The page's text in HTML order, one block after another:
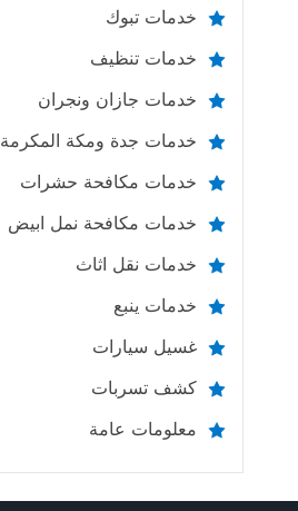
خدمات تبوك
خدمات تنظيف
خدمات جازان ونجران
خدمات جدة ومكة المكرمة
خدمات مكافحة حشرات
خدمات مكافحة نمل ابيض
خدمات نقل اثاث
خدمات ينبع
غسيل سيارات
كشف تسربات
معلومات عامة